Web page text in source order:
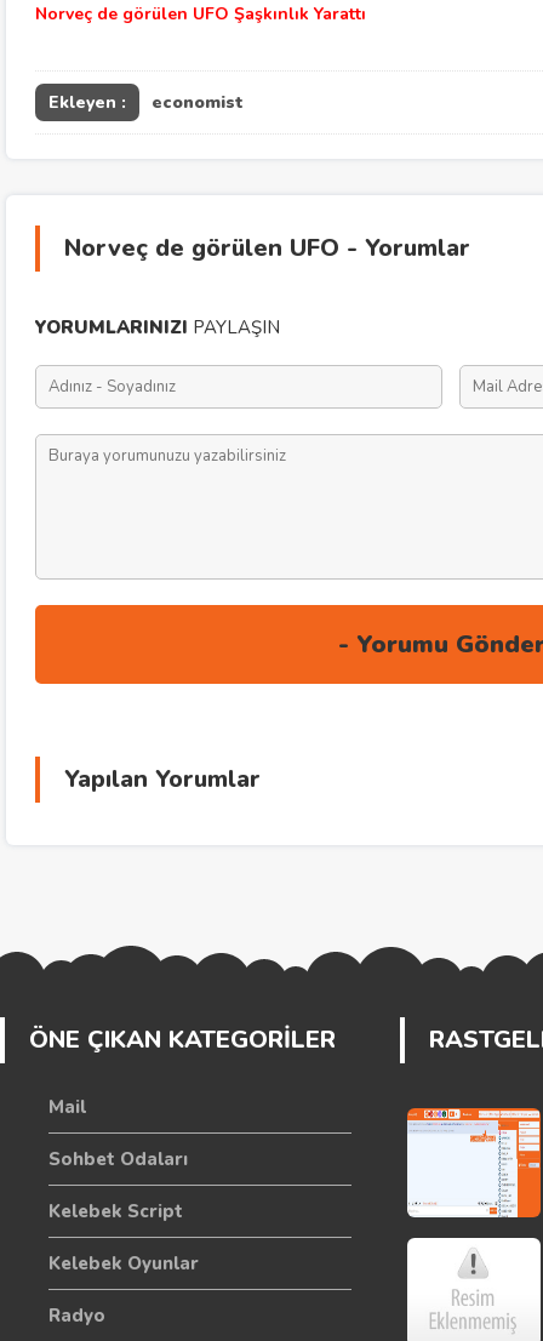
Norveç de görülen UFO Şaşkınlık Yarattı
Ekleyen : economist
Norveç de görülen UFO - Yorumlar
YORUMLARINIZI PAYLAŞIN
Yapılan Yorumlar
ÖNE ÇIKAN KATEGORİLER
Mail
Sohbet Odaları
Kelebek Script
Kelebek Oyunlar
Radyo